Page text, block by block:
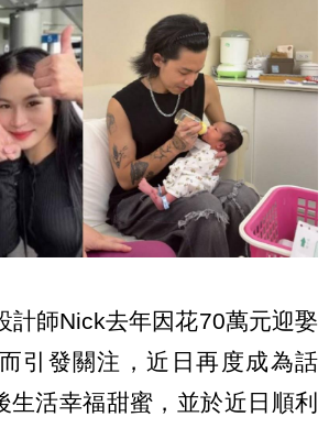
計師Nick去年因花70萬元迎娶
引發關注，近日再度成為話
生活幸福甜蜜，並於近日順利